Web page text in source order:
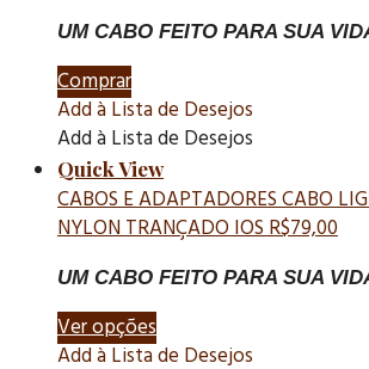
UM CABO FEITO PARA SUA
Comprar
Add à Lista de Desejos
Add à Lista de Desejos
Quick View
CABOS E ADAPTADORESCABO
NYLON TRANÇADO IOSR$79,00
UM CABO FEITO PARA SUA
Ver opções
Add à Lista de Desejos